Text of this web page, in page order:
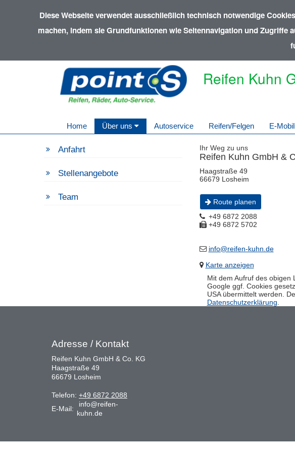
Diese Webseite verwendet ausschließlich technisch notwendige
machen, indem sie Grundfunktionen wie Seitennavigation und Zugriffe
Reifen Kuhn
Home Über uns Autoservice Reifen/Felgen E-
Anfahrt
Stellenangebote
Team
Ihr Weg zu uns
Reifen Kuhn GmbH &
Haagstraße 49
66679 Losheim
Route planen
+49 6872 2088
+49 6872 5702
info@reifen-kuhn.de
Karte anzeigen
Mit dem Aufruf des obigen
Google ggf. Cookies
USA übermittelt werden.
Datenschutzerklärung.
Adresse / Kontakt
Reifen Kuhn GmbH & Co. KG
Haagstraße 49
66679 Losheim
Telefon: +49 6872 2088
E-Mail:
info@reifen-
kuhn.de